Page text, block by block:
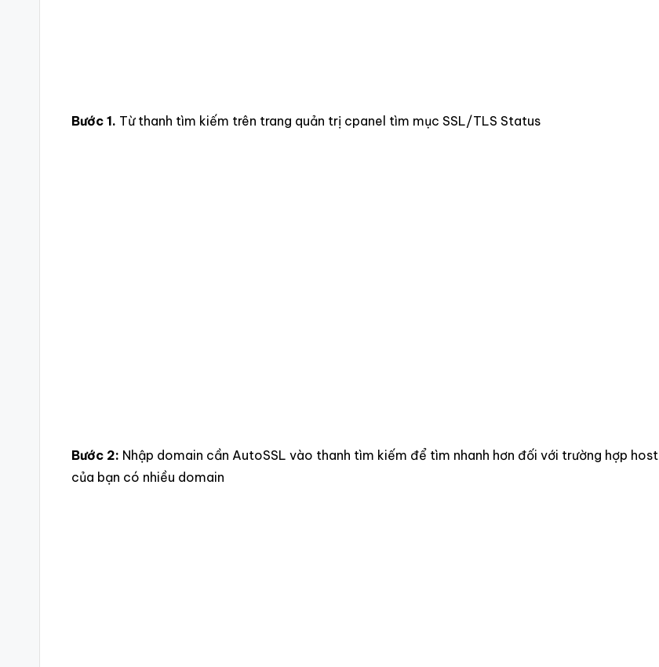
Bước 1. Từ thanh tìm kiếm trên trang quản trị cpanel tìm mục SSL/TLS Status
Bước 2: Nhập domain cần AutoSSL vào thanh tìm kiếm để tìm nhanh hơn đối với trường hợp host
của bạn có nhiều domain